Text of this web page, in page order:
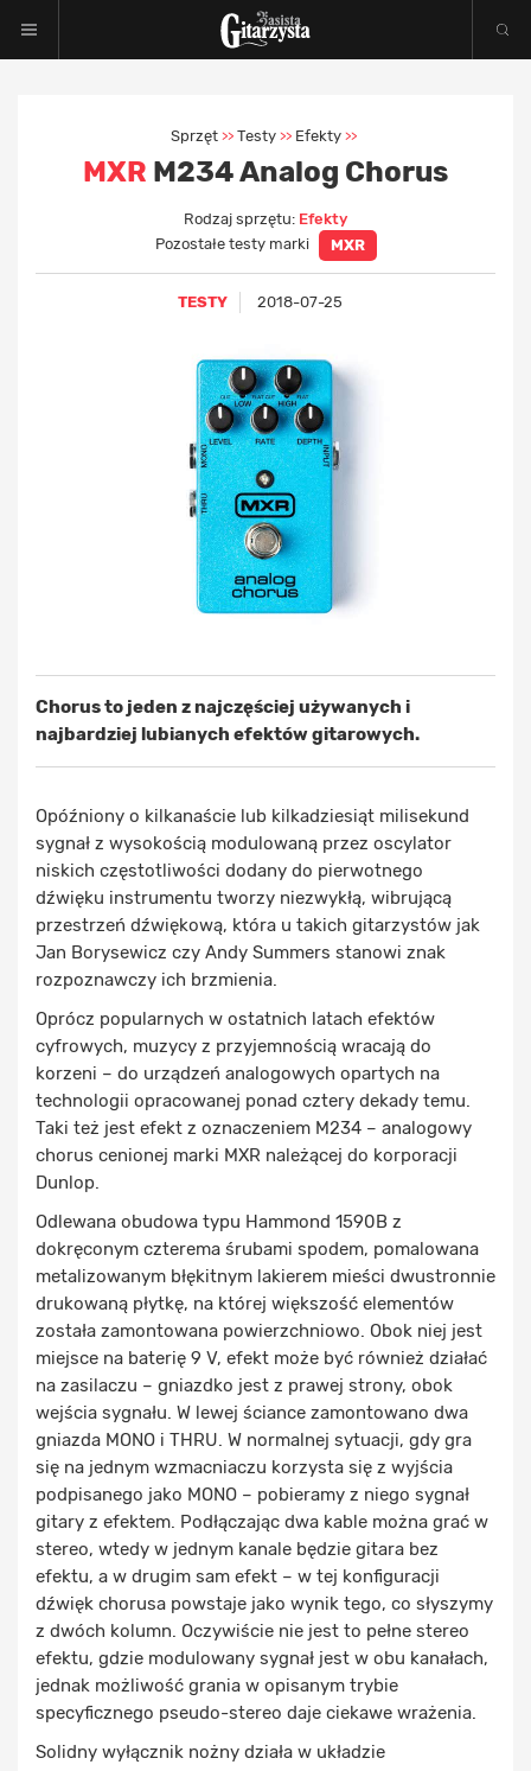
Sprzęt >> Testy >> Efekty >>
MXR M234 Analog Chorus
Rodzaj sprzętu: Efekty
Pozostałe testy marki
MXR
TESTY 2018-07-25
Chorus to jeden z najczęściej używanych i
najbardziej lubianych efektów gitarowych.
Opóźniony o kilkanaście lub kilkadziesiąt milisekund
sygnał z wysokością modulowaną przez oscylator
niskich częstotliwości dodany do pierwotnego
dźwięku instrumentu tworzy niezwykłą, wibrującą
przestrzeń dźwiękową, która u takich gitarzystów jak
Jan Borysewicz czy Andy Summers stanowi znak
rozpoznawczy ich brzmienia.
Oprócz popularnych w ostatnich latach efektów
cyfrowych, muzycy z przyjemnością wracają do
korzeni – do urządzeń analogowych opartych na
technologii opracowanej ponad cztery dekady temu.
Taki też jest efekt z oznaczeniem M234 – analogowy
chorus cenionej marki MXR należącej do korporacji
Dunlop.
Odlewana obudowa typu Hammond 1590B z
dokręconym czterema śrubami spodem, pomalowana
metalizowanym błękitnym lakierem mieści dwustronnie
drukowaną płytkę, na której większość elementów
została zamontowana powierzchniowo. Obok niej jest
miejsce na baterię 9 V, efekt może być również działać
na zasilaczu – gniazdko jest z prawej strony, obok
wejścia sygnału. W lewej ściance zamontowano dwa
gniazda MONO i THRU. W normalnej sytuacji, gdy gra
się na jednym wzmacniaczu korzysta się z wyjścia
podpisanego jako MONO – pobieramy z niego sygnał
gitary z efektem. Podłączając dwa kable można grać w
stereo, wtedy w jednym kanale będzie gitara bez
efektu, a w drugim sam efekt – w tej konfiguracji
dźwięk chorusa powstaje jako wynik tego, co słyszymy
z dwóch kolumn. Oczywiście nie jest to pełne stereo
efektu, gdzie modulowany sygnał jest w obu kanałach,
jednak możliwość grania w opisanym trybie
specyficznego pseudo-stereo daje ciekawe wrażenia.
Solidny wyłącznik nożny działa w układzie